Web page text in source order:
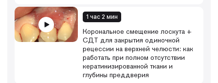
1 час 2 мин
Корональное смещение лоскута +
СДТ для закрытия одиночной
рецессии на верхней челюсти: как
работать при полном отсутствии
кератинизированной ткани и
глубины преддверия